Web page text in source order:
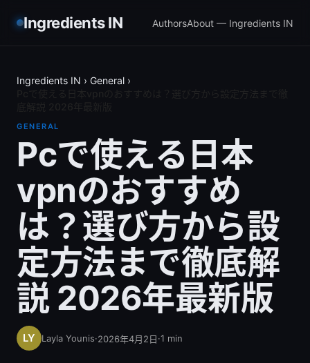
Ingredients IN AuthorsAbout — Ingredients IN
Ingredients IN › General ›
GENERAL
Pcで使える日本
vpnのおすすめ
は？選び方から設
定方法まで徹底解
説 2026年最新版
Layla Younis·2026年4月2日·1 min